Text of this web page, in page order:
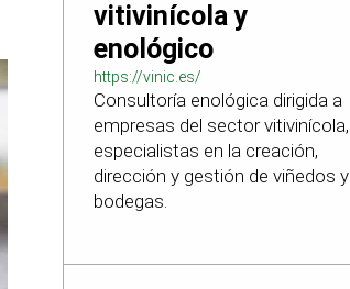
vitivinícola y
enológico
https://vinic.es/
Consultoría enológica dirigida a
empresas del sector vitivinícola,
especialistas en la creación,
dirección y gestión de viñedos y
bodegas.